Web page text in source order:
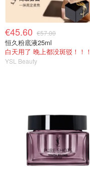
€45.60 €57.00
恒久粉底液25ml
白天用了 晚上都没斑驳！！！
YSL Beauty